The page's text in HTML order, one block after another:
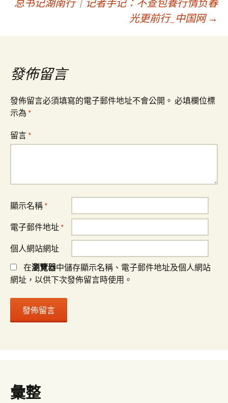
章
導
覽
总书记湖南行｜记者手记：不查包養行情负春
光更前行_中国网 →
發佈留言
發佈留言必須填寫的電子郵件地址不會公開。 必填欄位標
示為 *
留言 *
顯示名稱 *
電子郵件地址 *
個人網站網址
在瀏覽器中儲存顯示名稱、電子郵件地址及個人網站
網址，以供下次發佈留言時使用。
彙整